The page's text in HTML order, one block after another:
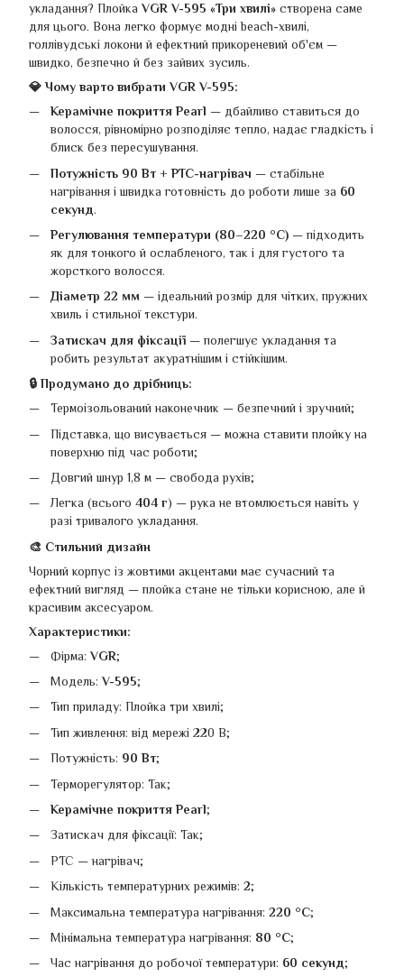
укладання? ПлойкаVGR V-595 «Три хвилі» створена саме
для цього. Вона легко формує модні beach-хвилі,
голлівудські локони й ефектний прикореневий об'єм —
швидко, безпечно й без зайвих зусиль.
💎 Чому варто вибрати VGR V-595:
Керамічне покриття Pearl — дбайливо ставиться до
волосся, рівномірно розподіляє тепло, надає гладкість і
блиск без пересушування.
Потужність 90 Вт + PTC-нагрівач — стабільне
нагрівання і швидка готовність до роботи лише за 60
секунд.
Регулювання температури (80–220 °C) — підходить
як для тонкого й ослабленого, так і для густого та
жорсткого волосся.
Діаметр 22 мм — ідеальний розмір для чітких, пружних
хвиль і стильної текстури.
Затискач для фіксації — полегшує укладання та
робить результат акуратнішим і стійкішим.
🔒 Продумано до дрібниць:
Термоізольований наконечник — безпечний і зручний;
Підставка, що висувається — можна ставити плойку на
поверхню під час роботи;
Довгий шнур 1,8 м — свобода рухів;
Легка (всього 404 г) — рука не втомлюється навіть у
разі тривалого укладання.
🎨 Стильний дизайн
Чорний корпус із жовтими акцентами має сучасний та
ефектний вигляд — плойка стане не тільки корисною, але й
красивим аксесуаром.
Характеристики:
Фірма:VGR;
Модель:V-595;
Тип приладу: Плойка три хвилі;
Тип живлення: від мережі 220 В;
Потужність: 90 Вт;
Терморегулятор: Так;
Керамічне покриття Pearl;
Затискач для фіксації: Так;
PTC — нагрівач;
Кількість температурних режимів: 2;
Максимальна температура нагрівання: 220 °C;
Мінімальна температура нагрівання: 80 °C;
Час нагрівання до робочої температури: 60 секунд;